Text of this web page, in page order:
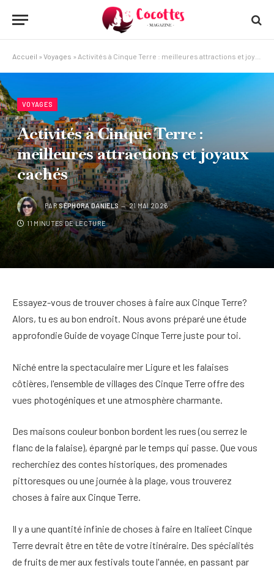
Accueil » Voyages » Activités à Cinque Terre : meilleures attractions et joyaux cachés
VOYAGES
Activités à Cinque Terre :
meilleures attractions et joyaux
cachés
PARSÉPHORA DANIELS 21 MAI 2026
11 MINUTES DE LECTURE
Essayez-vous de trouverchoses à faire aux Cinque Terre?
Alors, tu es au bon endroit. Nous avons préparé une étude
approfondieGuide de voyage Cinque Terre juste pour toi.
Niché entre la spectaculaire mer Ligure et les falaises
côtières, l'ensemble de villages des Cinque Terre offre des
vues photogéniques et une atmosphère charmante.
Des maisons couleur bonbon bordent les rues(ou serrez le
flanc de la falaise), épargné par le temps qui passe. Que vous
recherchiez des contes historiques, des promenades
pittoresques ou une journée à la plage, vous trouverez
choses à faire aux Cinque Terre.
Il y a une quantité infinie dechoses à faire en Italieet Cinque
Terre devrait être en tête de votre itinéraire . Des spécialités
de fruits de mer aux festivals toute l'année, en passant par